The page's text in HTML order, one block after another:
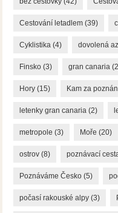
Cestování letadlem (39)
Cyklistika (4) dovolená
Finsko (3) gran canaria
Hory (15) Kam za
letenky gran canaria (2)
metropole (3) Moře (20)
ostrov (8) poznávací
Poznáváme Česko (5)
počasí rakouské alpy (3)